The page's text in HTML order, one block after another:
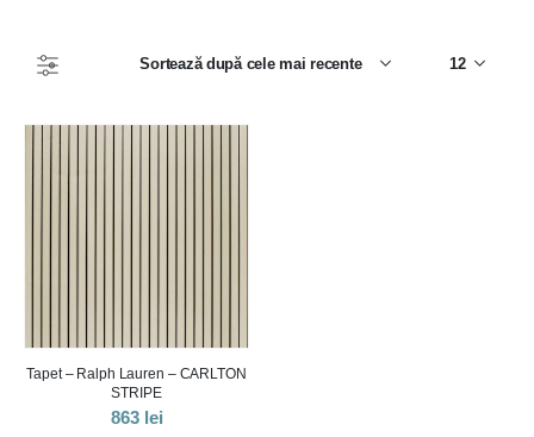
Tapet – Ralph Lauren – CARLTON
STRIPE
863 lei